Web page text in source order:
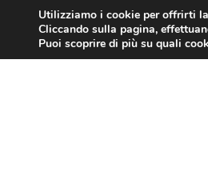
Utilizziamo i cookie per offrirti
Cliccando sulla pagina,
Puoi scoprire di più su quali